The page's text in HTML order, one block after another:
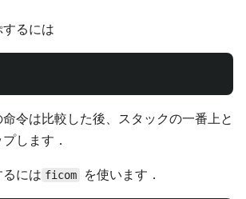
るには
令は比較した後、スタックの一番上と
します．
には ficom を使います．